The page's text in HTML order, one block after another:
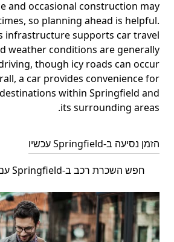
and occasional construction may
so planning ahead is helpful.
infrastructure supports car travel
weather conditions are generally
though icy roads can occur
a car provides convenience for
within Springfield and
its surrounding areas.
הזמן נסיעה ב-Springfield עכשיו
חפש השכרת רכב ב-Springfield עם Uber